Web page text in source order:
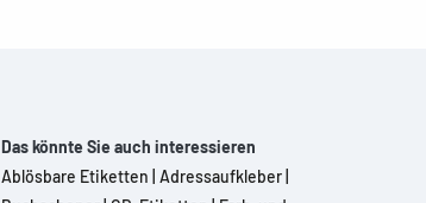
Das könnte Sie auch interessieren
Ablösbare Etiketten Adressaufkleber